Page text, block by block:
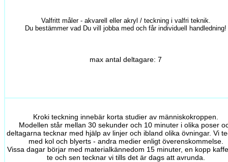
Valfritt måler - akvarell eller akryl / teckning i valfri teknik.
Du bestämmer vad Du vill jobba med och får individuell handledning!
max antal deltagare: 7
Kroki teckning innebär korta studier av människokroppen.
Modellen står mellan 30 sekunder och 10 minuter i olika poser
deltagarna tecknar med hjälp av linjer och ibland olika övningar. Vi
med kol och blyerts - andra medier enligt överenskommelse.
Vissa dagar börjar med materialkännedom 15 minuter, en kopp
te och sen tecknar vi tills det är dags att avrunda.